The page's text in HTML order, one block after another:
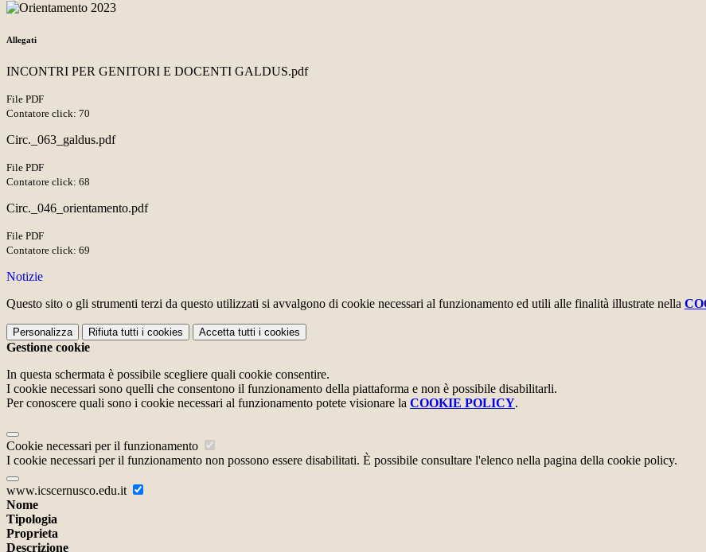
Allegati
INCONTRI PER GENITORI E DOCENTI GALDUS.pdf
File PDF
Contatore click: 70
Circ._063_galdus.pdf
File PDF
Contatore click: 68
Circ._046_orientamento.pdf
File PDF
Contatore click: 69
Notizie
Questo sito o gli strumenti terzi da questo utilizzati si avvalgono di cookie necessari al funzionamento ed utili alle finalità illustrate nella
Personalizza Rifiuta tutti i cookies Accetta tutti i cookies
Gestione cookie
In questa schermata è possibile scegliere quali cookie consentire.
I cookie necessari sono quelli che consentono il funzionamento della piattaforma e non è possibile disabilitarli.
Per conoscere quali sono i cookie necessari al funzionamento potete visionare la COOKIE POLICY.
Cookie necessari per il funzionamento
I cookie necessari per il funzionamento non possono essere disabilitati. È possibile consultare l'elenco nella pagina della cookie policy.
www.icscernusco.edu.it
Nome
Tipologia
Proprieta
Descrizione